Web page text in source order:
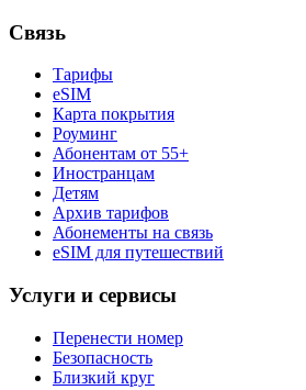
Связь
Тарифы
eSIM
Карта покрытия
Роуминг
Абонентам от 55+
Иностранцам
Детям
Архив тарифов
Абонементы на связь
eSIM для путешествий
Услуги и сервисы
Перенести номер
Безопасность
Близкий круг